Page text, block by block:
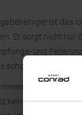
ist das
Er sorgt nicht
und
schonend und
keine Chance